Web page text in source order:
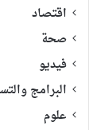
اقتصاد
صحة
فيديو
البرامج
علوم